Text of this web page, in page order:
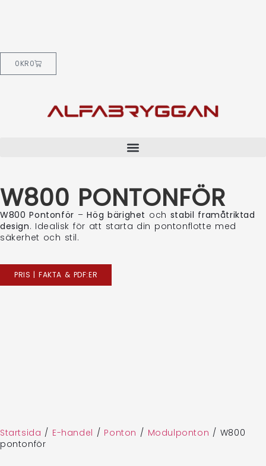
0KR0
W800 PONTONFÖR
W800 Pontonför –Hög bärighet och stabil framåtriktad
design. Idealisk för att starta din pontonflotte med
säkerhet och stil.
PRIS | FAKTA & PDF:ER
Startsida / E-handel / Ponton / Modulponton / W800
pontonför